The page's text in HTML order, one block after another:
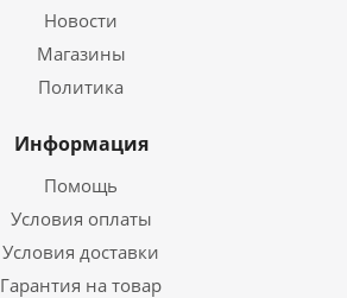
Новости
Магазины
Политика
Информация
Помощь
Условия оплаты
Условия доставки
Гарантия на товар